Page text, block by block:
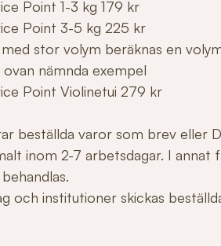
Point 1-3 kg 179 kr
Point 3-5 kg 225 kr
stor volym beräknas en
nämnda exempel
Point Violinetui 279 kr
beställda varor som brev eller
inom 2-7 arbetsdagar. I annat
och institutioner skickas